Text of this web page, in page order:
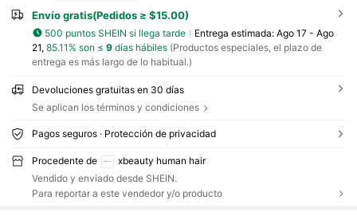
Envío gratis(Pedidos ≥ $15.00)
500 puntos SHEIN si llega tarde Entrega estimada: Ago 17 - Ago
21, 85.11% son ≤ 9días hábiles(Productos especiales, el plazo de
entrega es más largo de lo habitual.)
Devoluciones gratuitas en 30 días
Se aplican los términos y condiciones
Pagos seguros · Protección de privacidad
Procedente de
xbeauty human hair
Vendido y enviado desde SHEIN.
Para reportar a este vendedor y/o producto